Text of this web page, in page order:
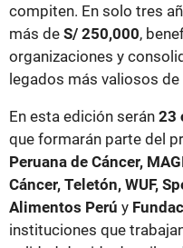
compiten. En solo tres
más de S/ 250,000,
organizaciones y
legados más valiosos
En esta edición serán 23
que formarán parte del
Peruana de Cáncer,
Cáncer, Teletón, WUF,
Alimentos Perú y
instituciones que